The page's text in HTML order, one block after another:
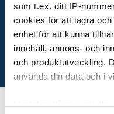
som t.ex. ditt IP-
cookies för att lagra
enhet för att kunna
innehåll, annons- och
och produktutveckling.
använda din data och i
Med din tillåtelse skulle